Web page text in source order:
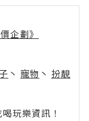
企劃》
丶 寵物 丶 扮靚
玩樂資訊！